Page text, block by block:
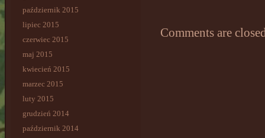
październik 2015
lipiec 2015
czerwiec 2015
maj 2015
kwiecień 2015
marzec 2015
luty 2015
grudzień 2014
październik 2014
Comments are